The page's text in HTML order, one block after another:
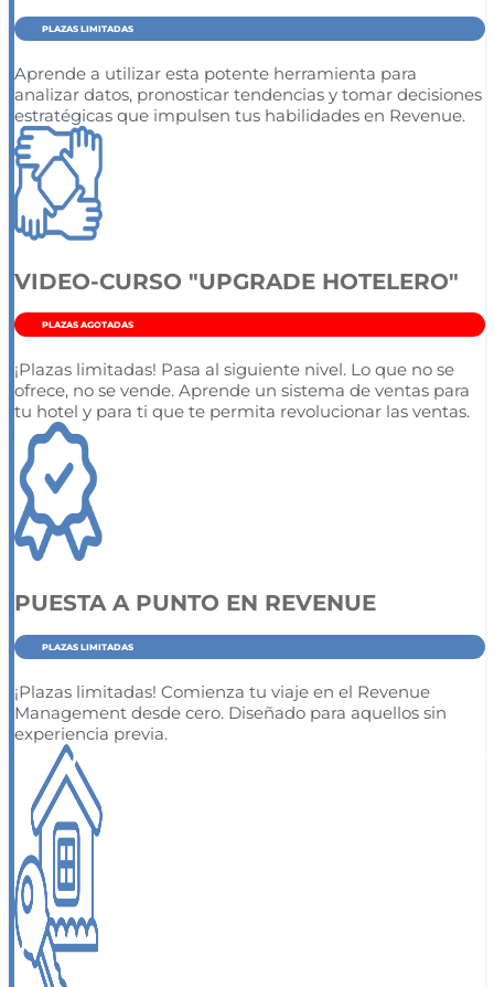
PLAZAS LIMITADAS
Aprende a utilizar esta potente herramienta para
analizar datos, pronosticar tendencias y tomar decisiones
estratégicas que impulsen tus habilidades en Revenue.
VIDEO-CURSO "UPGRADE HOTELERO"
PLAZAS AGOTADAS
¡Plazas limitadas! Pasa al siguiente nivel. Lo que no se
ofrece, no se vende. Aprende un sistema de ventas para
tu hotel y para ti que te permita revolucionar las ventas.
PUESTA A PUNTO EN REVENUE
PLAZAS LIMITADAS
¡Plazas limitadas! Comienza tu viaje en el Revenue
Management desde cero. Diseñado para aquellos sin
experiencia previa.